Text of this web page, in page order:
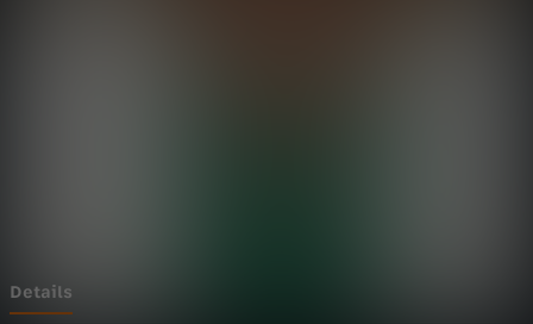
e
Details